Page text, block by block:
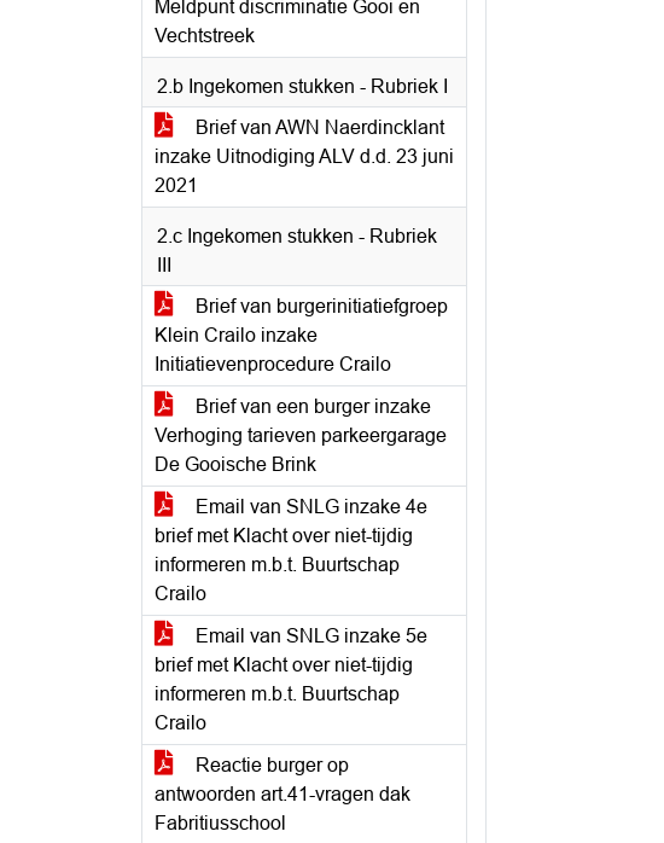
Meldpunt discriminatie Gooi en
Vechtstreek
2.b Ingekomen stukken - Rubriek I
Brief van AWN Naerdincklant
inzake Uitnodiging ALV d.d. 23 juni
2021
2.c Ingekomen stukken - Rubriek
Brief van burgerinitiatiefgroep
Klein Crailo inzake
Initiatievenprocedure Crailo
Brief van een burger inzake
Verhoging tarieven parkeergarage
De Gooische Brink
Email van SNLG inzake 4e
brief met Klacht over niet-tijdig
informeren m.b.t. Buurtschap
Crailo
Email van SNLG inzake 5e
brief met Klacht over niet-tijdig
informeren m.b.t. Buurtschap
Crailo
Reactie burger op
antwoorden art.41-vragen dak
Fabritiusschool